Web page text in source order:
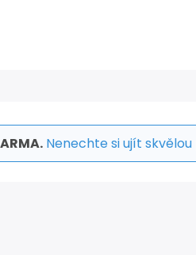
Nenechte si ujít skvělou